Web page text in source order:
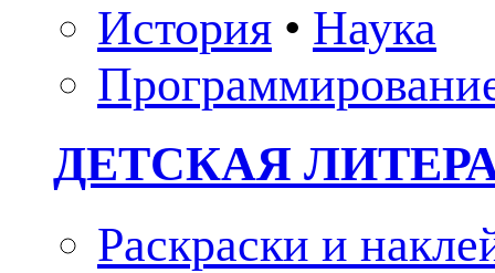
История • Наука
ДЕТСКАЯ
Раскраски и